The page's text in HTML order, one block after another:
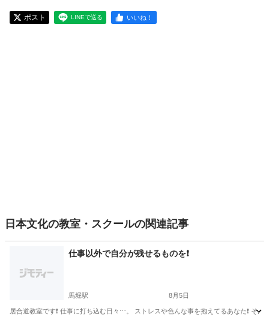
ポスト LINEで送る いいね！
日本文化の教室・スクールの関連記事
仕事以外で自分が残せるものを❗️
馬堀駅 8月5日
居合道教室です❗️ 仕事に打ち込む日々⋯。 ストレスや色んな事を抱えてるあなた❗️ そ